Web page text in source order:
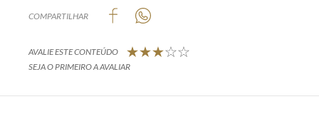
COMPARTILHAR
AVALIE ESTE CONTEÚDO
SEJA O PRIMEIRO A AVALIAR